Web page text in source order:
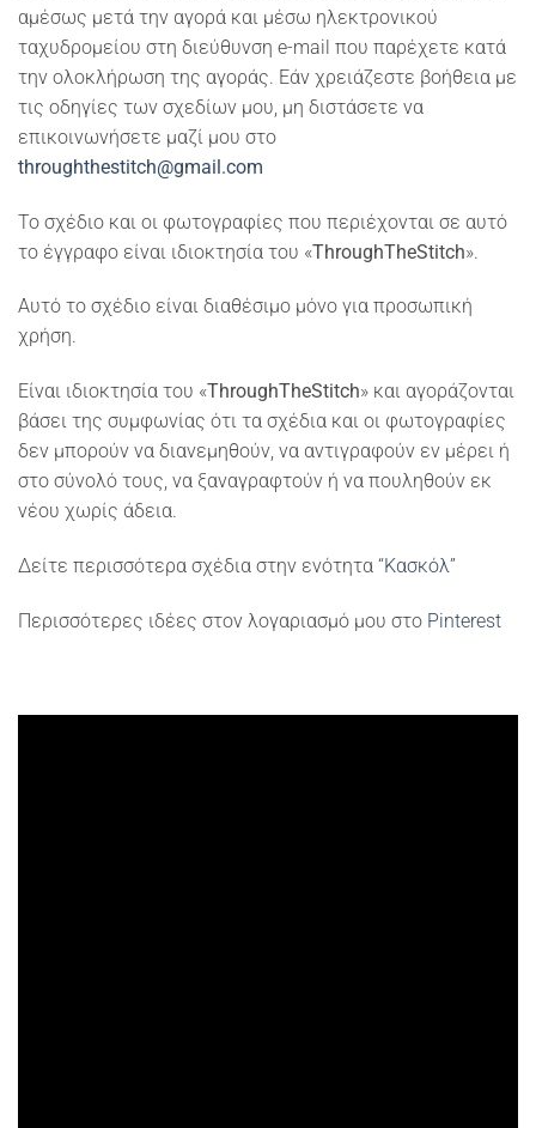
αμέσως μετά την αγορά και μέσω ηλεκτρονικού
ταχυδρομείου στη διεύθυνση e-mail που παρέχετε κατά
την ολοκλήρωση της αγοράς. Εάν χρειάζεστε βοήθεια με
τις οδηγίες των σχεδίων μου, μη διστάσετε να
επικοινωνήσετε μαζί μου στο
throughthestitch@gmail.com
Το σχέδιο και οι φωτογραφίες που περιέχονται σε αυτό
το έγγραφο είναι ιδιοκτησία του «ThroughTheStitch».
Αυτό το σχέδιο είναι διαθέσιμο μόνο για προσωπική
χρήση.
Είναι ιδιοκτησία του «ThroughTheStitch» και αγοράζονται
βάσει της συμφωνίας ότι τα σχέδια και οι φωτογραφίες
δεν μπορούν να διανεμηθούν, να αντιγραφούν εν μέρει ή
στο σύνολό τους, να ξαναγραφτούν ή να πουληθούν εκ
νέου χωρίς άδεια.
Δείτε περισσότερα σχέδια στην ενότητα “Κασκόλ”
Περισσότερες ιδέες στον λογαριασμό μου στο Pinterest